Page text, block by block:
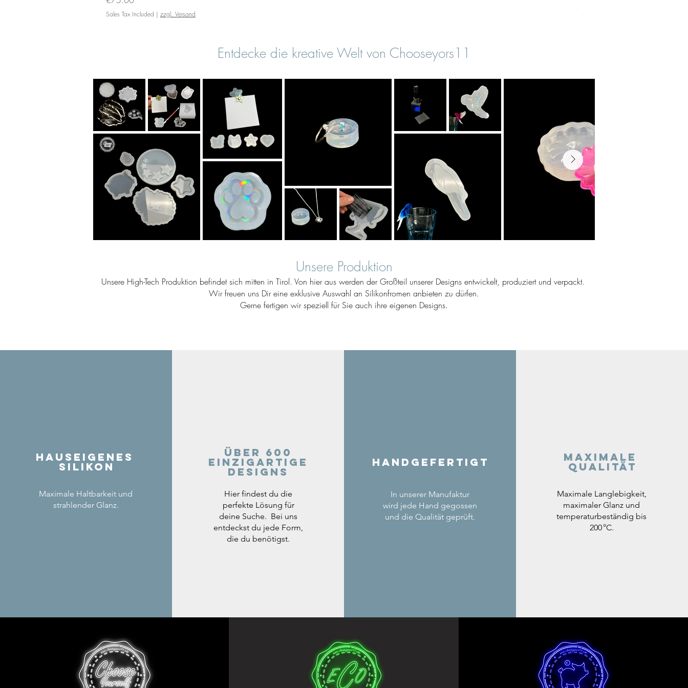
Sales Tax Included | zzgl. Versand Sales Tax Included
Entdecke die kreative Welt von Chooseyors11
Unsere Produktion
Unsere High-Tech Produktion befindet sich mitten in Tirol. Von hier aus werden der Großteil unserer Designs entwickelt, produziert und verpackt.
Wir freuen uns Dir eine exklusive Auswahl an Silikonfromen anbieten zu dürfen.
Gerne fertigen wir speziell für Sie auch ihre eigenen Designs.
Hauseigenes
Silikon
Maximale Haltbarkeit und
strahlender Glanz.
Über 600
einzigartige
Designs
Hier findest du die
perfekte Lösung für
deine Suche. Bei uns
entdeckst du jede Form,
die du benötigst.
Handgefertigt
In unserer Manufaktur
wird jede Hand gegossen
und die Qualität geprüft.
Maximale
Qualität
Maximale Langlebigkeit,
maximaler Glanz und
temperaturbeständig bis
200 °C.